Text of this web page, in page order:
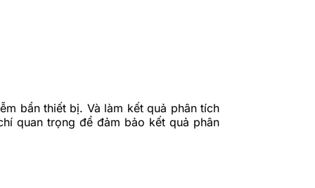
bẩn thiết bị. Và làm kết quả phân tích
quan trọng để đảm bảo kết quả phân